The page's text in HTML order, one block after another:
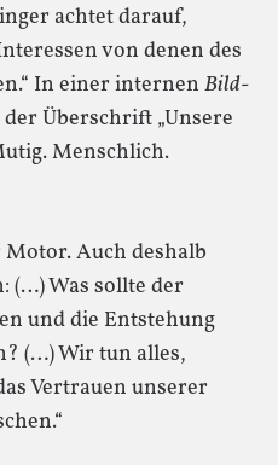
achtet darauf,
von denen des
In einer internen Bild-
Überschrift „Unsere
Menschlich.
Auch deshalb
(…) Was sollte der
und die Entstehung
(…) Wir tun alles,
Vertrauen unserer